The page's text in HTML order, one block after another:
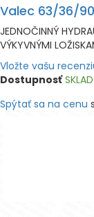
Valec 63/36/90
JEDNOČINNÝ
VÝKYVNÝMI
Vložte vašu
Dostupnosť
Spýtať sa na cenu